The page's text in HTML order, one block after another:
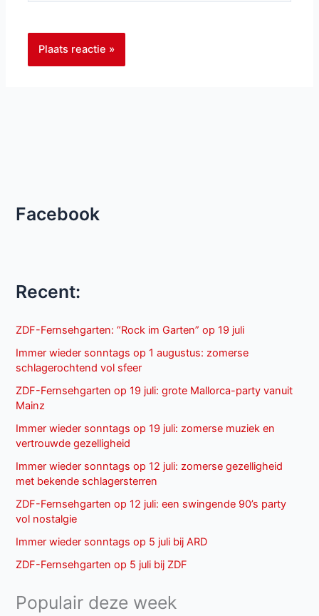
Facebook
Recent:
ZDF-Fernsehgarten: “Rock im Garten” op 19 juli
Immer wieder sonntags op 1 augustus: zomerse
schlagerochtend vol sfeer
ZDF-Fernsehgarten op 19 juli: grote Mallorca-party vanuit
Mainz
Immer wieder sonntags op 19 juli: zomerse muziek en
vertrouwde gezelligheid
Immer wieder sonntags op 12 juli: zomerse gezelligheid
met bekende schlagersterren
ZDF-Fernsehgarten op 12 juli: een swingende 90’s party
vol nostalgie
Immer wieder sonntags op 5 juli bij ARD
ZDF-Fernsehgarten op 5 juli bij ZDF
Populair deze week